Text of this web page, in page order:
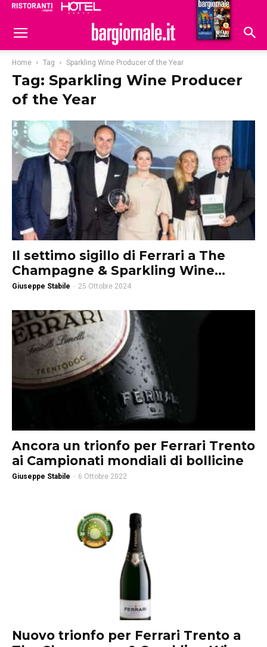
Hoteldomani
Home Tag Sparkling Wine Producer of the Year
Tag: Sparkling Wine Producer
of the Year
Il settimo sigillo di Ferrari a The
Champagne & Sparkling Wine...
Giuseppe Stabile - 25 Ottobre 2024
Ancora un trionfo per Ferrari Trento
ai Campionati mondiali di bollicine
Giuseppe Stabile - 6 Ottobre 2022
Nuovo trionfo per Ferrari Trento a